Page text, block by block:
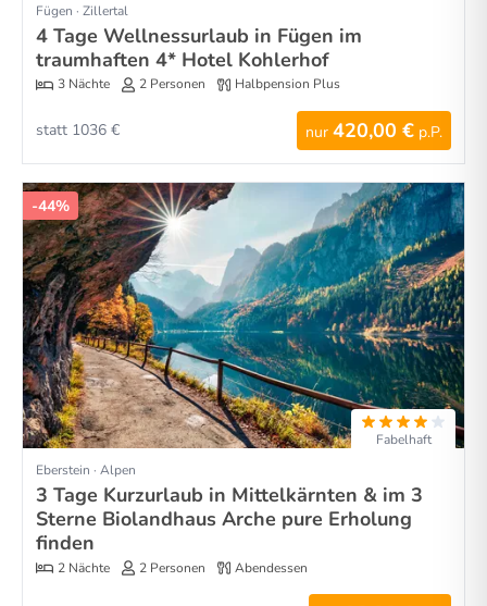
Fügen · Zillertal
4 Tage Wellnessurlaub in Fügen im
traumhaften 4* Hotel Kohlerhof
3 Nächte 2 Personen Halbpension Plus
nur 420,00 € p.P.
statt 1036 €
-44%
Fabelhaft
Eberstein · Alpen
3 Tage Kurzurlaub in Mittelkärnten & im 3
Sterne Biolandhaus Arche pure Erholung
finden
2 Nächte 2 Personen Abendessen